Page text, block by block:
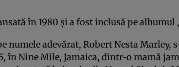
în 1980 și a fost inclusă pe albumul
numele adevărat, Robert Nesta Marley,
în Nine Mile, Jamaica, dintr-o mamă